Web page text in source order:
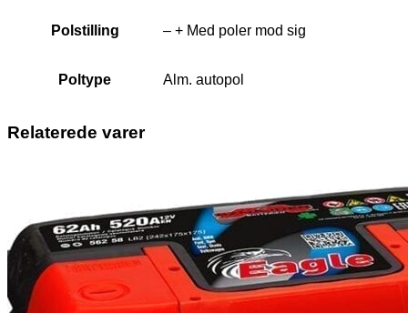
Polstilling – + Med poler mod sig
Poltype Alm. autopol
Relaterede varer